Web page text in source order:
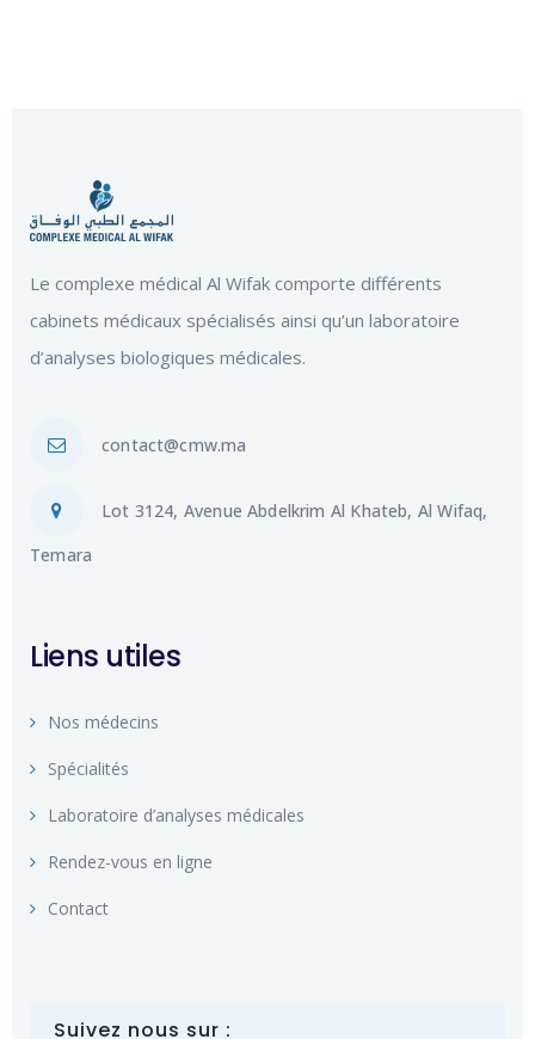
Le complexe médical Al Wifak comporte différents
cabinets médicaux spécialisés ainsi qu’un laboratoire
d’analyses biologiques médicales.
contact@cmw.ma
Lot 3124, Avenue Abdelkrim Al Khateb, Al Wifaq,
Temara
Liens utiles
Nos médecins
Spécialités
Laboratoire d’analyses médicales
Rendez-vous en ligne
Contact
Suivez nous sur :